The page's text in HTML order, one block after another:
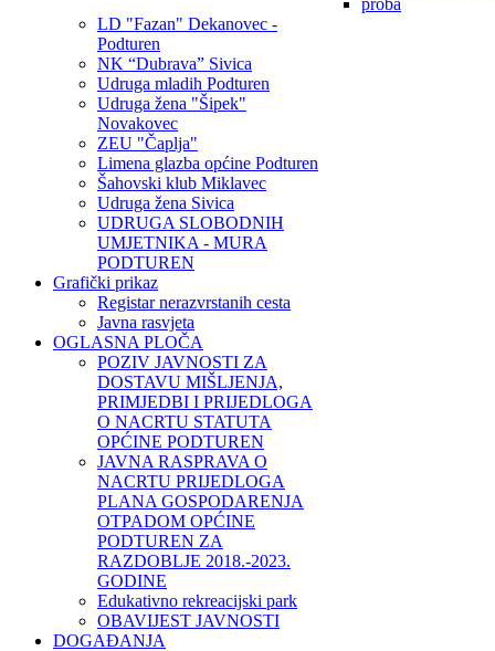
LD "Fazan" Dekanovec -
Podturen
NK “Dubrava” Sivica
Udruga mladih Podturen
Udruga žena "Šipek"
Novakovec
ZEU "Čaplja"
Limena glazba općine Podturen
Šahovski klub Miklavec
Udruga žena Sivica
UDRUGA SLOBODNIH
UMJETNIKA - MURA
PODTUREN
Grafički prikaz
Registar nerazvrstanih cesta
Javna rasvjeta
OGLASNA PLOČA
POZIV JAVNOSTI ZA
DOSTAVU MIŠLJENJA,
PRIMJEDBI I PRIJEDLOGA
O NACRTU STATUTA
OPĆINE PODTUREN
JAVNA RASPRAVA O
NACRTU PRIJEDLOGA
PLANA GOSPODARENJA
OTPADOM OPĆINE
PODTUREN ZA
RAZDOBLJE 2018.-2023.
GODINE
Edukativno rekreacijski park
OBAVIJEST JAVNOSTI
DOGAĐANJA